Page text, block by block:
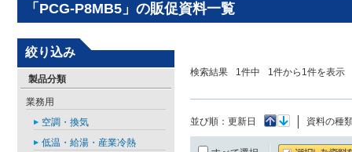
「PCG-P8MB5」の販促資料一覧
検索結果 1件中 1件から 1件を表示
並び順： 更新日 資料の種
絞り込み
製品分類
業務用
空調・換気
低温・給湯・産業冷熱